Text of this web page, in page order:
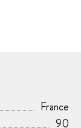
France
90